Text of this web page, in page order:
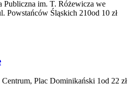
Publiczna im. T. Różewicza we
Powstańców Śląskich 210od 10 zł
Centrum, Plac Dominikański 1od 22 zł